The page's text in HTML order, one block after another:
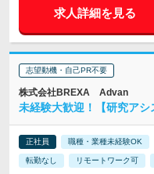
求人詳細を見る
志望動機・自己PR不要
株式会社BREXA Advan
未経験大歓迎！【研究ア
正社員 職種・業種未経験OK
転勤なし リモートワーク可